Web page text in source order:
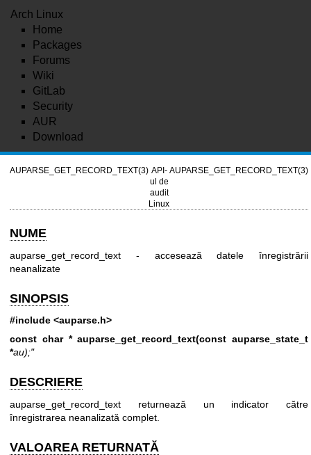
Arch Linux
Home
Packages
Forums
Wiki
GitLab
Security
AUR
Download
AUPARSE_GET_RECORD_TEXT(3) API-
ul de
audit
Linux
AUPARSE_GET_RECORD_TEXT(3)
NUME
auparse_get_record_text - accesează datele înregistrării
neanalizate
SINOPSIS
#include <auparse.h>
const char * auparse_get_record_text(const auparse_state_t
*au);"
DESCRIERE
auparse_get_record_text returnează un indicator către
înregistrarea neanalizată complet.
VALOAREA RETURNATĂ